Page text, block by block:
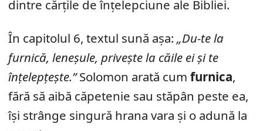
dintre cărțile de înțelepciune ale Bibliei.
În capitolul 6, textul sună așa: „Du-te la
furnică, leneșule, privește la căile ei și te
înțelepțește.”Solomon arată cum furnica,
fără să aibă căpetenie sau stăpân peste ea,
își strânge singură hrana vara și o adună la